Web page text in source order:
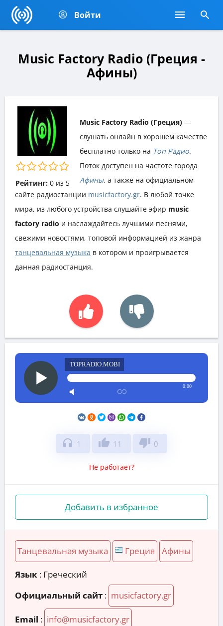
Войти
Music Factory Radio (Греция -
Афины)
Рейтинг: 0из 5
Music Factory Radio (Греция) —
слушать онлайн в хорошем качестве
бесплатно только на Топ Радио.
Поток доступен на частоте города
Афины, а также на официальном
сайте радиостанции musicfactory.gr. В любой точке
мира, из любого устройства слушайте эфир music
factory radio и наслаждайтесь лучшими песнями,
свежими новостями, топовой информацией из жанра
танцевальная музыка в котором и проигрывается
данная радиостанция.
TOPRADIO.MOBI
0:00
headphones 1 thumb_up 11 thumb_down 0
Не работает?
Добавить в избранное
Танцевальная музыка Греция Афины
Язык : Греческий
Официальный сайт : musicfactory.gr
Email : info@musicfactory.gr